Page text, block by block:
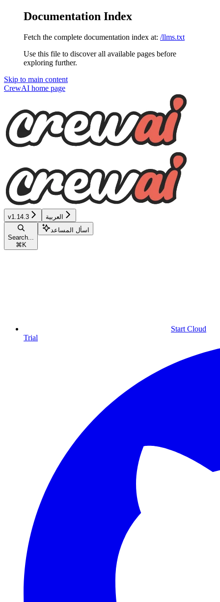
Documentation Index
Fetch the complete documentation index at: /llms.txt
Use this file to discover all available pages before
exploring further.
Skip to main content
CrewAI home page
v1.14.3 العربية
Search...
⌘ K
اسأل المساعد
Start Cloud
Trial